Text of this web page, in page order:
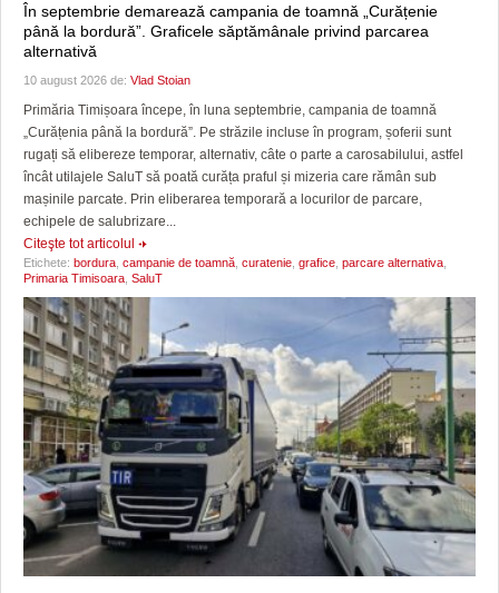
În septembrie demarează campania de toamnă „Curățenie
până la bordură”. Graficele săptămânale privind parcarea
alternativă
10 august 2026 de: Vlad Stoian
Primăria Timișoara începe, în luna septembrie, campania de toamnă
„Curățenia până la bordură”. Pe străzile incluse în program, șoferii sunt
rugați să elibereze temporar, alternativ, câte o parte a carosabilului, astfel
încât utilajele SaluT să poată curăța praful și mizeria care rămân sub
mașinile parcate. Prin eliberarea temporară a locurilor de parcare,
echipele de salubrizare...
Citeşte tot articolul
Etichete: bordura campanie de toamnă curatenie grafice parcare alternativa
Primaria Timisoara SaluT